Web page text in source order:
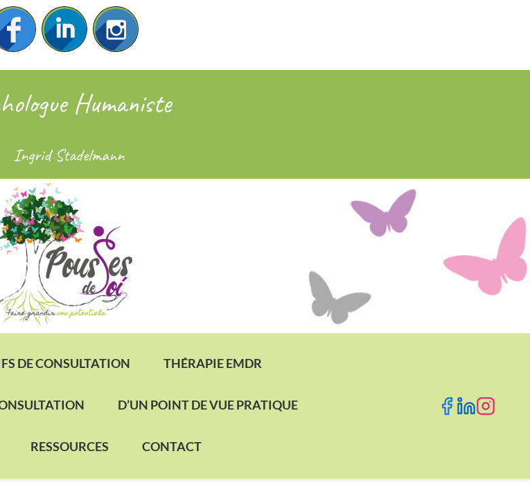
Humaniste
Ingrid Stadelmann
DE CONSULTATION THÉRAPIE EMDR
D’UN POINT DE VUE PRATIQUE
RESSOURCES CONTACT